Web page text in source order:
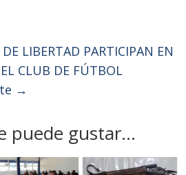
DE LIBERTAD PARTICIPAN EN
CLUB DE FÚTBOL
→
puede gustar...